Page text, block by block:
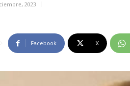
2023
Facebook X